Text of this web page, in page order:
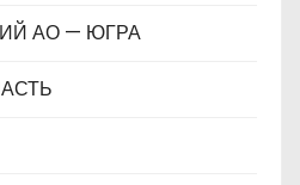
АО — ЮГРА